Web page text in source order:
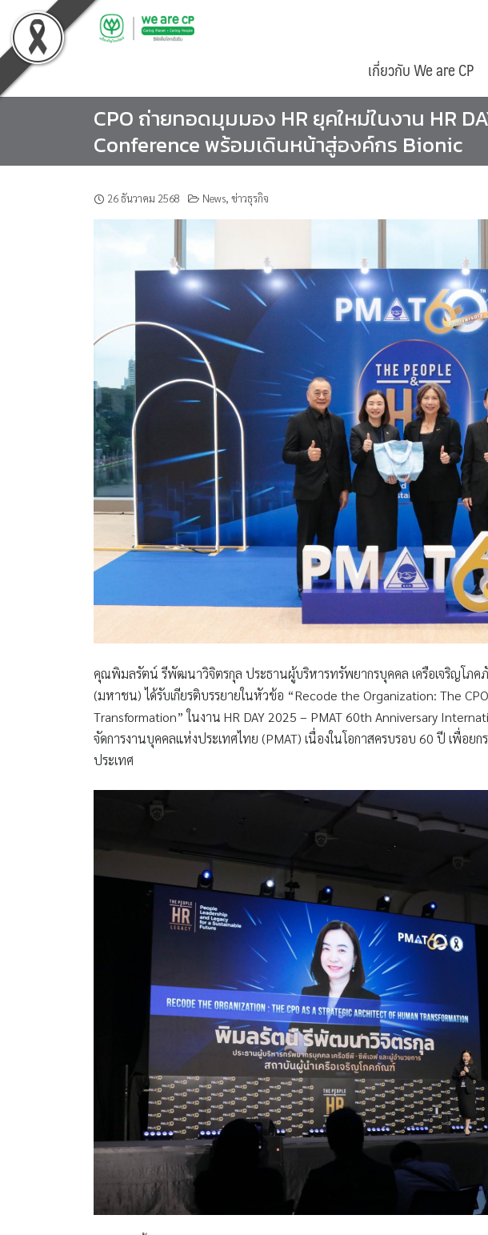
to
content
เกี่ยวกับ We are CP
CPO ถ่ายทอดมุมมอง HR ยุคใหม่ในงาน HR
Conference พร้อมเดินหน้าสู่องค์กร Bionic
26 ธันวาคม 2568 News, ข่าวธุรกิจ
คุณพิมลรัตน์ รีพัฒนาวิจิตรกุล ประธานผู้บริหารทรัพยากรบุคคล เครือเจริญโภ
(มหาชน) ได้รับเกียรติบรรยายในหัวข้อ “Recode the Organization: The
Transformation” ในงาน HR DAY 2025 – PMAT 60th Anniversary
จัดการงานบุคคลแห่งประเทศไทย (PMAT) เนื่องในโอกาสครบรอบ 60 ปี เพื่อย
ประเทศ